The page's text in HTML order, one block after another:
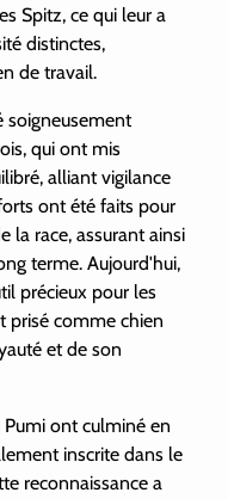
Spitz, ce qui leur a
distinctes,
de travail.
soigneusement
qui ont mis
alliant vigilance
ont été faits pour
la race, assurant ainsi
terme. Aujourd'hui,
précieux pour les
prisé comme chien
et de son
ont culminé en
inscrite dans le
reconnaissance a